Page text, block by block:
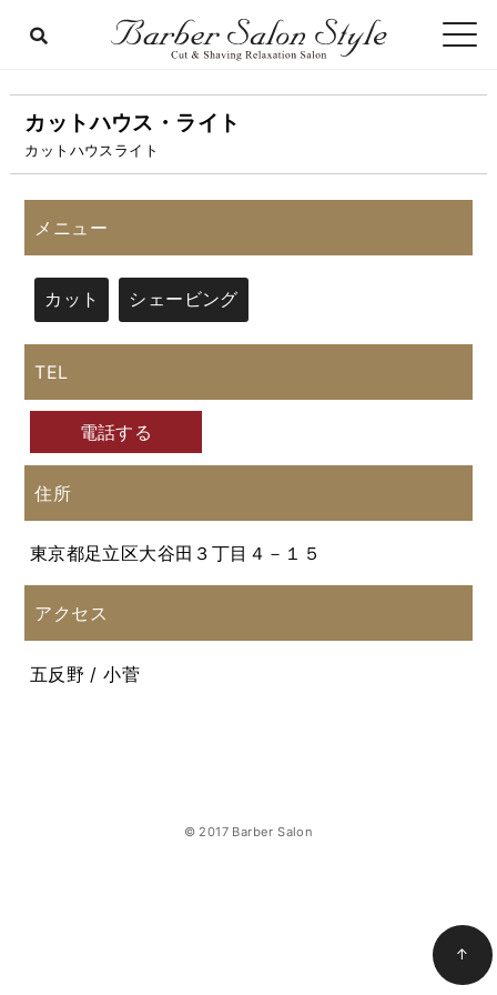
カットハウス・ライト
カットハウスライト
メニュー
カット シェービング
TEL
電話する
住所
東京都足立区大谷田３丁目４－１５
アクセス
五反野 / 小菅
© 2017 Barber Salon
↑